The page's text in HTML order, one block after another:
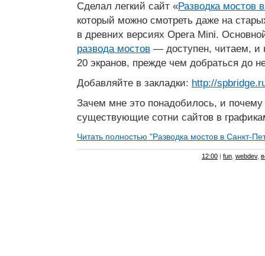
Сделал легкий сайт «Разводка мостов
который можно смотреть даже на
в древних версиях Opera Mini.
развода мостов — доступен, читаем, и
20 экранов, прежде чем добраться до
Добавляйте в закладки: http://
Зачем мне это понадобилось, и
существующие сотни сайтов в
Читать полностью "Разводка мостов в Санкт-
12:00 | fun webdev,